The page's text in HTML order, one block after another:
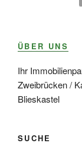
ÜBER UNS
Ihr
Zweibrücken /
Blieskastel
SUCHE